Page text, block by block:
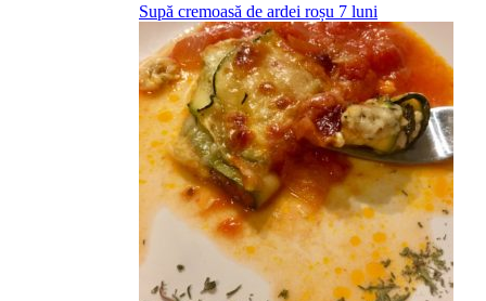
Supă cremoasă de ardei roșu 7 luni